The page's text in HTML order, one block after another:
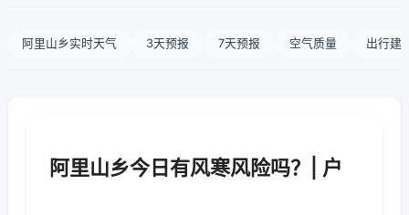
阿里山乡实时天气 3天预报 7天预报 空气质量 出行建
阿里山乡今日有风寒风险吗？| 户